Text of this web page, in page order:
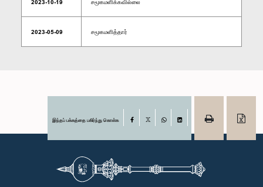
2023-10-19 சமூகமளிக்கவில்லை
2023-05-09 சமூகமளித்தார்
இந்தப் பக்கத்தை பகிர்ந்து கொள்க Facebook